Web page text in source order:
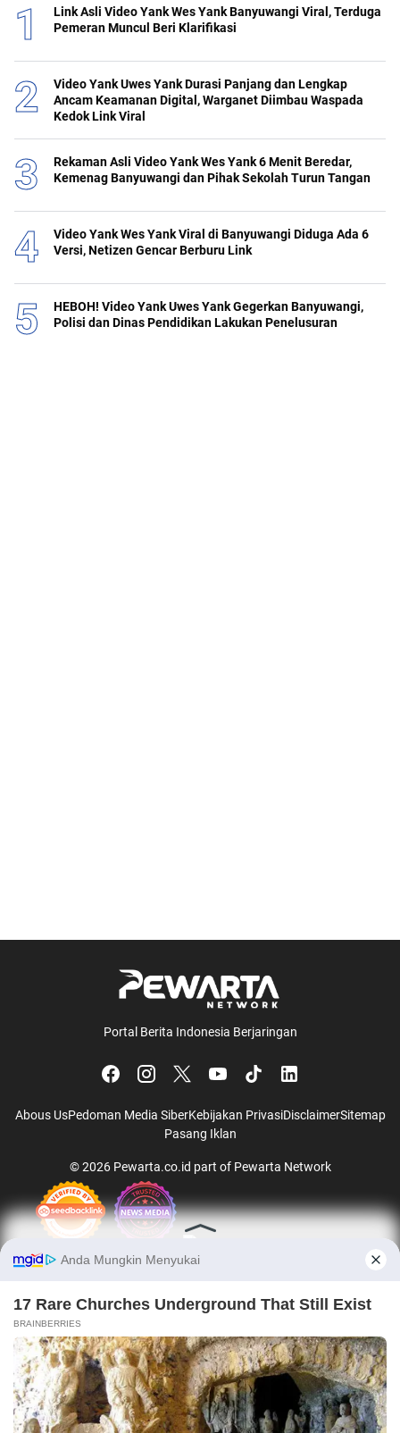
Link Asli Video Yank Wes Yank Banyuwangi Viral, Terduga
Pemeran Muncul Beri Klarifikasi
Video Yank Uwes Yank Durasi Panjang dan Lengkap
Ancam Keamanan Digital, Warganet Diimbau Waspada
Kedok Link Viral
Rekaman Asli Video Yank Wes Yank 6 Menit Beredar,
Kemenag Banyuwangi dan Pihak Sekolah Turun Tangan
Video Yank Wes Yank Viral di Banyuwangi Diduga Ada 6
Versi, Netizen Gencar Berburu Link
HEBOH! Video Yank Uwes Yank Gegerkan Banyuwangi,
Polisi dan Dinas Pendidikan Lakukan Penelusuran
Portal Berita Indonesia Berjaringan
Abous UsPedoman Media SiberKebijakan PrivasiDisclaimerSitemap
Pasang Iklan
© 2026 Pewarta.co.id part of Pewarta Network
Jalalive|Okestream